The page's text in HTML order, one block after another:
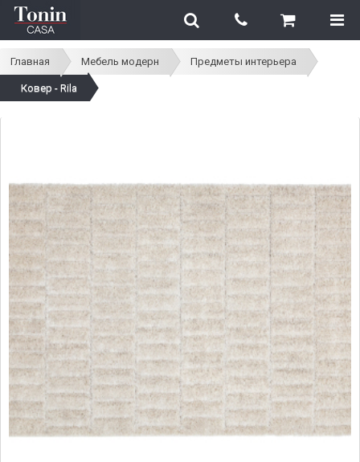
Главная Мебель модерн Предметы интерьера
Ковер - Rila